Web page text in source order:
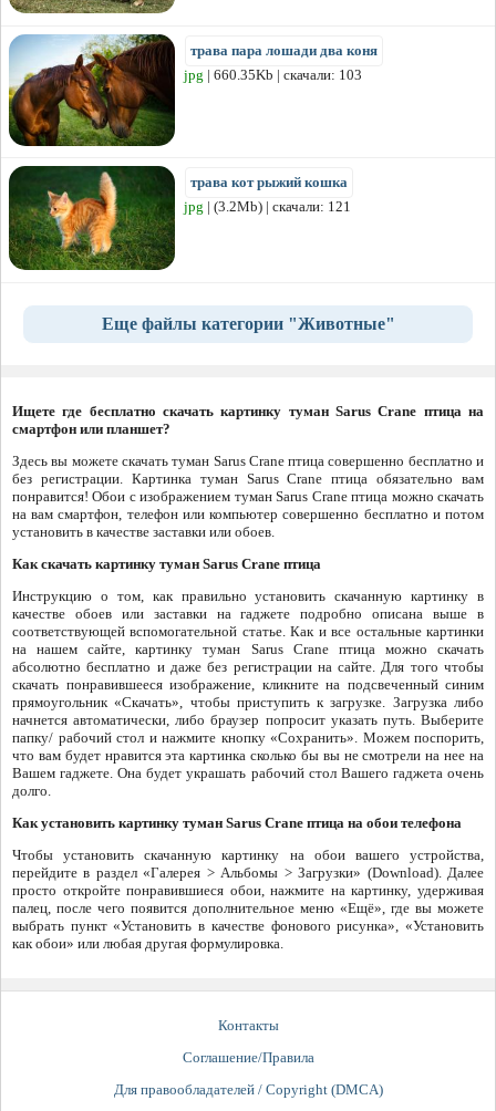
трава пара лошади два коня
jpg | 660.35Kb | скачали: 103
трава кот рыжий кошка
jpg | (3.2Mb) | скачали: 121
Еще файлы категории "Животные"
Ищете где бесплатно скачать картинку туман Sarus Crane птица на
смартфон или планшет?
Здесь вы можете скачать туман Sarus Crane птица совершенно бесплатно и
без регистрации. Картинка туман Sarus Crane птица обязательно вам
понравится! Обои с изображением туман Sarus Crane птица можно скачать
на вам смартфон, телефон или компьютер совершенно бесплатно и потом
установить в качестве заставки или обоев.
Как скачать картинку туман Sarus Crane птица
Инструкцию о том, как правильно установить скачанную картинку в
качестве обоев или заставки на гаджете подробно описана выше в
соответствующей вспомогательной статье. Как и все остальные картинки
на нашем сайте, картинку туман Sarus Crane птица можно скачать
абсолютно бесплатно и даже без регистрации на сайте. Для того чтобы
скачать понравившееся изображение, кликните на подсвеченный синим
прямоугольник «Скачать», чтобы приступить к загрузке. Загрузка либо
начнется автоматически, либо браузер попросит указать путь. Выберите
папку/ рабочий стол и нажмите кнопку «Сохранить». Можем поспорить,
что вам будет нравится эта картинка сколько бы вы не смотрели на нее на
Вашем гаджете. Она будет украшать рабочий стол Вашего гаджета очень
долго.
Как установить картинку туман Sarus Crane птица на обои телефона
Чтобы установить скачанную картинку на обои вашего устройства,
перейдите в раздел «Галерея > Альбомы > Загрузки» (Download). Далее
просто откройте понравившиеся обои, нажмите на картинку, удерживая
палец, после чего появится дополнительное меню «Ещё», где вы можете
выбрать пункт «Установить в качестве фонового рисунка», «Установить
как обои» или любая другая формулировка.
Контакты
Соглашение/Правила
Для правообладателей / Copyright (DMCA)